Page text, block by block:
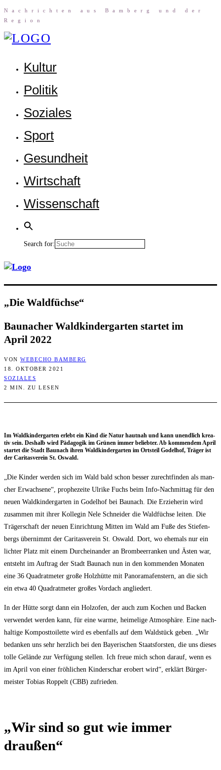
Nach­rich­ten aus Bam­berg und der
Region
Kul­tur
Poli­tik
Sozia­les
Sport
Gesund­heit
Wirt­schaft
Wis­sen­schaft
Search for:
„Die Waldfüchse“
Bau­nacher Wald­kin­der­gar­ten star­tet im
April 2022
VON WEBECHO BAMBERG
18. OKTOBER 2021
SOZIALES
2 MIN. ZU LESEN
Im Wald­kin­der­gar­ten erlebt ein Kind die Natur haut­nah und kann unend­lich krea­
tiv sein. Des­halb wird Päd­ago­gik im Grü­nen immer belieb­ter. Ab kom­men­dem April
star­tet die Stadt Bau­nach ihren Wald­kin­der­gar­ten im Orts­teil Godel­hof, Trä­ger ist
der Cari­tas­ver­ein St. Oswald.
„Die Kin­der wer­den sich im Wald bald schon bes­ser zurecht­fin­den als man­
cher Erwach­se­ne“, pro­phe­zei­te Ulri­ke Fuchs beim Info-Nach­mit­tag für den
neu­en Wald­kin­der­gar­ten in Godel­hof bei Bau­nach. Die Erzie­he­rin wird
zusam­men mit ihrer Kol­le­gin Nele Schnei­der die Wald­füch­se lei­ten. Die
Trä­ger­schaft der neu­en Ein­rich­tung Mit­ten im Wald am Fuße des Stie­fen­
bergs über­nimmt der Cari­tas­ver­ein St. Oswald. Dort, wo ehe­mals nur ein
lich­ter Platz mit einem Durch­ein­an­der an Brom­beer­ran­ken und Ästen war,
ent­steht im Auf­trag der Stadt Bau­nach nun in den kom­men­den Mona­ten
eine 36 Qua­drat­me­ter gro­ße Holz­hüt­te mit Pan­ora­ma­fens­tern, an die sich
ein etwa 40 Qua­drat­me­ter gro­ßes Vor­dach angliedert.
In der Hüt­te sorgt dann ein Holz­ofen, der auch zum Kochen und Backen
ver­wen­det wer­den kann, für eine war­me, hei­me­li­ge Atmo­sphä­re. Eine nach­
hal­ti­ge Kom­post­toi­let­te wird es eben­falls auf dem Wald­stück geben. „Wir
bedan­ken uns sehr herz­lich bei den Baye­ri­schen Staats­fors­ten, die uns die­ses
tol­le Gelän­de zur Ver­fü­gung stel­len. Ich freue mich schon dar­auf, wenn es
im April von einer fröh­li­chen Kin­der­schar erobert wird“, erklärt Bür­ger­
meis­ter Tobi­as Rop­pelt (CBB) zufrieden.
„Wir sind so gut wie immer
draußen“